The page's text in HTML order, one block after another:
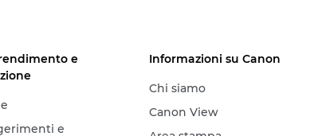
e
e
Informazioni su Canon
Chi siamo
Canon View